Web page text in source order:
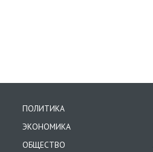
ПОЛИТИКА
ЭКОНОМИКА
ОБЩЕСТВО